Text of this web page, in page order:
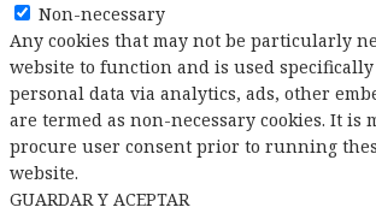
Non-necessary
Any cookies that may not be particularly
website to function and is used
personal data via analytics, ads, other
are termed as non-necessary cookies. It is
procure user consent prior to running
website.
GUARDAR Y ACEPTAR